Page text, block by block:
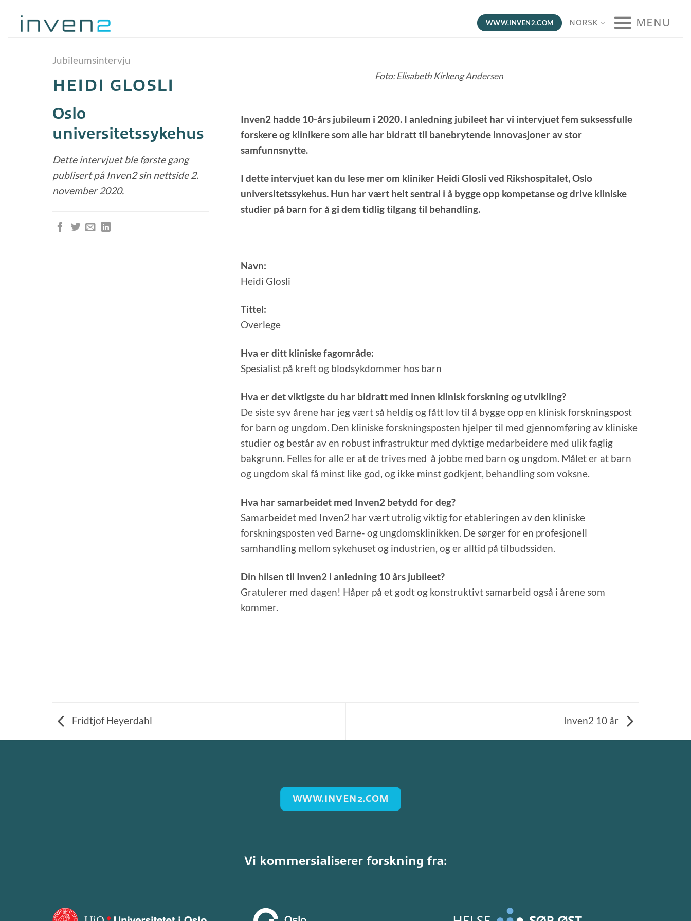
WWW.INVEN2.COM NORSK MENU
Jubileumsintervju
HEIDI GLOSLI
Oslo
universitetssykehus
Dette intervjuet ble første gang
publisert på Inven2 sin nettside 2.
november 2020.
Foto: Elisabeth Kirkeng Andersen
Inven2 hadde 10-års jubileum i 2020. I anledning jubileet har vi intervjuet fem suksessfulle
forskere og klinikere som alle har bidratt til banebrytende innovasjoner av stor
samfunnsnytte.
I dette intervjuet kan du lese mer om kliniker Heidi Glosli ved Rikshospitalet, Oslo
universitetssykehus. Hun har vært helt sentral i å bygge opp kompetanse og drive kliniske
studier på barn for å gi dem tidlig tilgang til behandling.
Navn:
Heidi Glosli
Tittel:
Overlege
Hva er ditt kliniske fagområde:
Spesialist på kreft og blodsykdommer hos barn
Hva er det viktigste du har bidratt med innen klinisk forskning og utvikling?
De siste syv årene har jeg vært så heldig og fått lov til å bygge opp en klinisk forskningspost
for barn og ungdom. Den kliniske forskningsposten hjelper til med gjennomføring av kliniske
studier og består av en robust infrastruktur med dyktige medarbeidere med ulik faglig
bakgrunn. Felles for alle er at de trives med å jobbe med barn og ungdom. Målet er at barn
og ungdom skal få minst like god, og ikke minst godkjent, behandling som voksne.
Hva har samarbeidet med Inven2 betydd for deg?
Samarbeidet med Inven2 har vært utrolig viktig for etableringen av den kliniske
forskningsposten ved Barne- og ungdomsklinikken. De sørger for en profesjonell
samhandling mellom sykehuset og industrien, og er alltid på tilbudssiden.
Din hilsen til Inven2 i anledning 10 års jubileet?
Gratulerer med dagen! Håper på et godt og konstruktivt samarbeid også i årene som
kommer.
Fridtjof Heyerdahl Inven2 10 år
WWW.INVEN2.COM
Vi kommersialiserer forskning fra: